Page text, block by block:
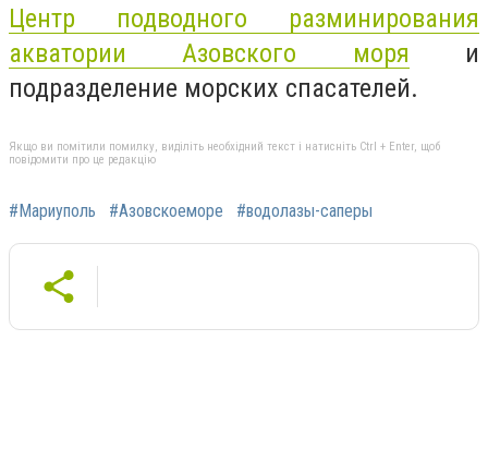
Центр подводного разминирования
акватории Азовского моря и
подразделение морских спасателей.
Якщо ви помітили помилку, виділіть необхідний текст і натисніть Ctrl + Enter, щоб
повідомити про це редакцію
#Мариуполь #Азовскоеморе #водолазы-саперы